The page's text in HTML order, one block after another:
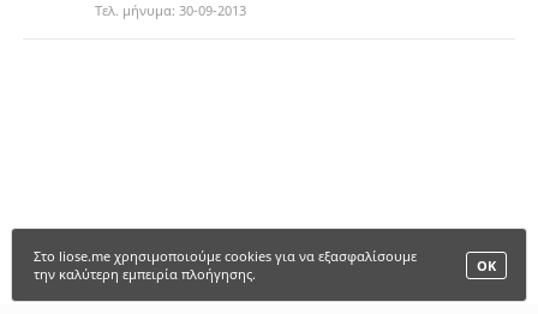
Τελ. μήνυμα: 30-09-2013
ΟΚ
Στο liose.me χρησιμοποιούμε cookies για να εξασφαλίσουμε
την καλύτερη εμπειρία πλοήγησης.